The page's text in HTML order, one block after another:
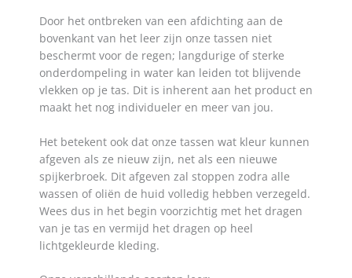
Door het ontbreken van een afdichting aan de
bovenkant van het leer zijn onze tassen niet
beschermt voor de regen; langdurige of sterke
onderdompeling in water kan leiden tot blijvende
vlekken op je tas. Dit is inherent aan het product en
maakt het nog individueler en meer van jou.
Het betekent ook dat onze tassen wat kleur kunnen
afgeven als ze nieuw zijn, net als een nieuwe
spijkerbroek. Dit afgeven zal stoppen zodra alle
wassen of oliën de huid volledig hebben verzegeld.
Wees dus in het begin voorzichtig met het dragen
van je tas en vermijd het dragen op heel
lichtgekleurde kleding.